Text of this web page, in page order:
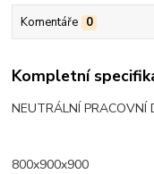
Komentáře 0
Kompletní
NEUTRÁLNÍ PRACOVNÍ
800x900x900